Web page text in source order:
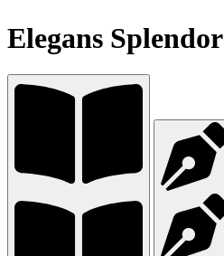
Elegans Splendor